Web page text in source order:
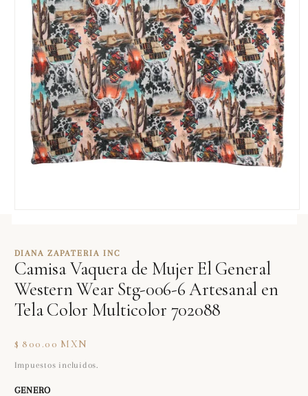
en
una
ventana
modal
DIANA ZAPATERIA INC
Camisa Vaquera de Mujer El General
Western Wear Stg-006-6 Artesanal en
Tela Color Multicolor 702088
Precio
habitual
$ 800.00 MXN
Impuestos incluidos.
GENERO